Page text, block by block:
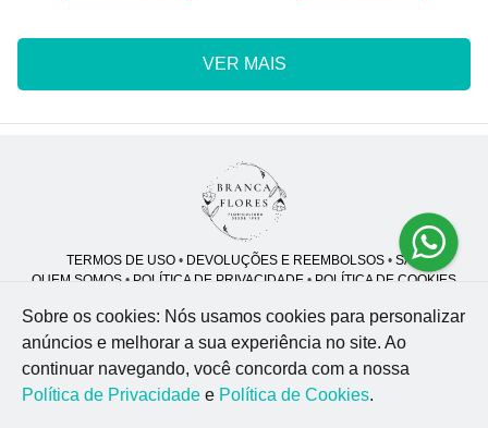
VER MAIS
TERMOS DE USO• DEVOLUÇÕES E REEMBOLSOS• SAC
QUEM SOMOS • POLÍTICA DE PRIVACIDADE • POLÍTICA DE COOKIES
Branca Flores | CNPJ: 46.914.997/0001-96
R. Mal. Rondon, 119 - Jardim Sumare - Ribeirão Preto - SP - 14025-430
Sobre os cookies: Nós usamos cookies para personalizar
anúncios e melhorar a sua experiência no site. Ao
continuar navegando, você concorda com a nossa
Política de Privacidade e Política de Cookies.